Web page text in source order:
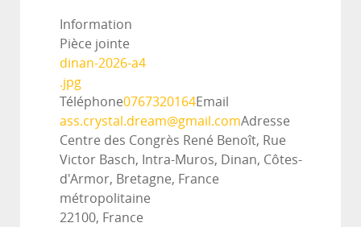
Information
Pièce jointe
dinan-2026-a4
.jpg
Téléphone0767320164Email
ass.crystal.dream@gmail.comAdresse
Centre des Congrès René Benoît, Rue
Victor Basch, Intra-Muros, Dinan, Côtes-
d'Armor, Bretagne, France
métropolitaine
22100, France